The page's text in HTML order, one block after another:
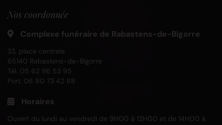
Nos coordonnée
Complexe funéraire de Rabastens-de-Bigorre
33, place centrale
65140 Rabastens-de-Bigorre
Tél. 05 62 96 53 95
Port. 06 80 73 42 88
Horaires
Ouvert du lundi au vendredi de 9H00 à 12H00 et de 14H00 à